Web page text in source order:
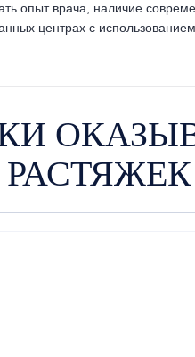
опыт врача, наличие
центрах с